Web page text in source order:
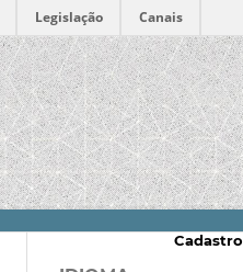
Legislação Canais
Cadastro